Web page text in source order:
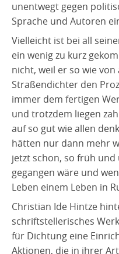
unentwegt gegen
Sprache und Autoren
Vielleicht ist bei all
ein wenig zu kurz
nicht, weil er so wie von
Straßendichter den
immer dem fertigen
und trotzdem liegen
auf so gut wie allen
hätten nur dann mehr
jetzt schon, so früh
gegangen wäre und
Leben einem Leben in
Christian Ide Hintze
schriftstellerisches
für Dichtung eine
Aktionen, die in ihrer